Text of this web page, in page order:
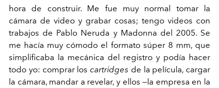
hora de construir. Me fue muy normal tomar la
cámara de video y grabar cosas; tengo videos con
trabajos de Pablo Neruda y Madonna del 2005. Se
me hacía muy cómodo el formato súper 8 mm, que
simplificaba la mecánica del registro y podía hacer
todo yo: comprar los cartridges de la película, cargar
la cámara, mandar a revelar, y ellos —la empresa en la